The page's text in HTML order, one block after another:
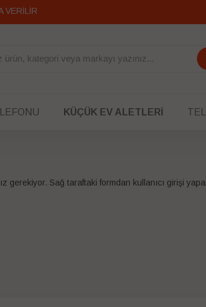
VERİLİR
KÜÇÜK EV ALETLERI
gerekiyor. Sağ taraftaki formdan kullanıcı girişi